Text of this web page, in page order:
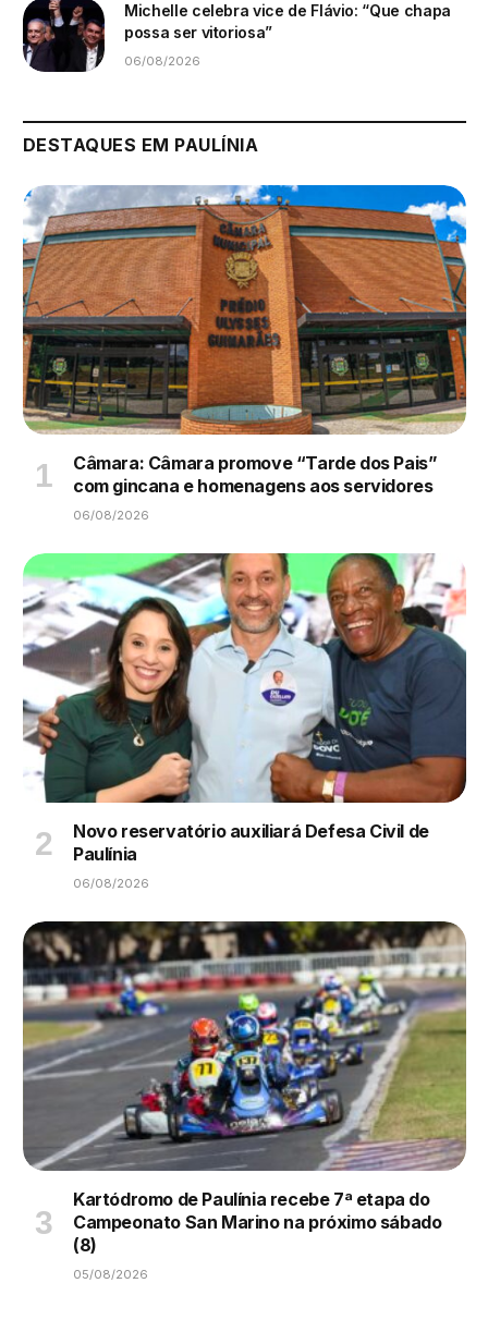
Michelle celebra vice de Flávio: “Que chapa
possa ser vitoriosa”
06/08/2026
DESTAQUES EM PAULÍNIA
Câmara: Câmara promove “Tarde dos Pais”
com gincana e homenagens aos servidores
06/08/2026
Novo reservatório auxiliará Defesa Civil de
Paulínia
06/08/2026
Kartódromo de Paulínia recebe 7ª etapa do
Campeonato San Marino na próximo sábado
(8)
05/08/2026